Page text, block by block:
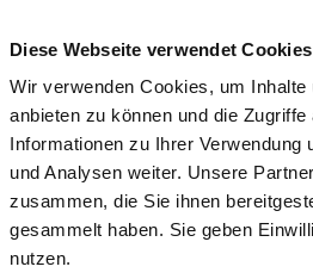
Diese Webseite verwendet Cookies
Wir verwenden Cookies, um
anbieten zu können und die
Informationen zu Ihrer
und Analysen weiter. Unsere
zusammen, die Sie ihnen
gesammelt haben. Sie geben
nutzen.